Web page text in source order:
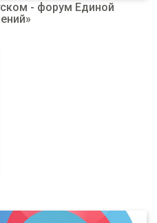
- форум Единой